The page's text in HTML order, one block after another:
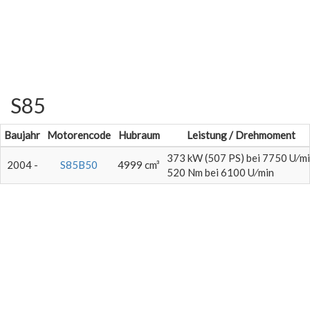
S85
Baujahr Motorencode Hubraum Leistung / Drehmoment
2004 - S85B50 4999 cm³
373 kW (507 PS) bei 7750
520 Nm bei 6100 U⁄min